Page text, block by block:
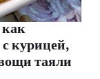
курицей,
таяли